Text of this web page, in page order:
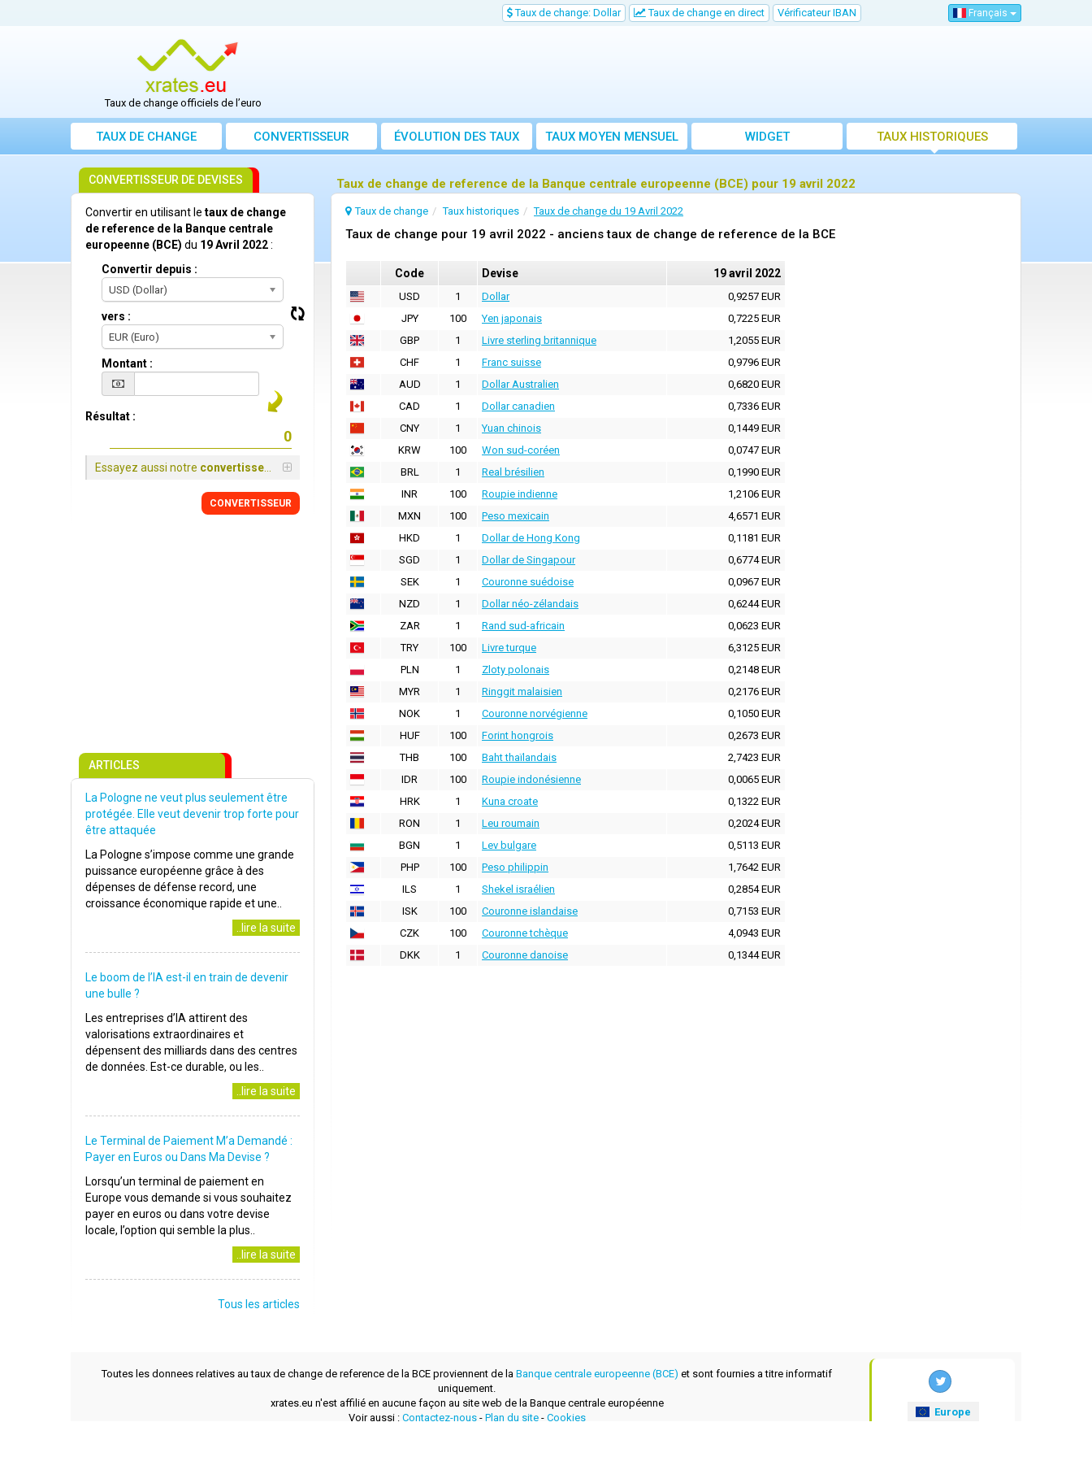
Taux de change: Dollar Taux de change en direct Vérificateur IBAN Français
Taux de change officiels de l’euro
TAUX DE CHANGE CONVERTISSEUR ÉVOLUTION DES TAUX TAUX MOYEN MENSUEL WIDGET TAUX HISTORIQUES
Taux de change de reference de la Banque centrale europeenne (BCE) pour 19 avril 2022
Taux de change Taux historiques Taux de change du 19 Avril 2022
Taux de change pour 19 avril 2022 - anciens taux de change de reference de la BCE
Code Devise 19 avril 2022
USD 1 Dollar
0,9257 EUR
JPY
100 Yen japonais
0,7225 EUR
GBP
1 Livre sterling britannique
1,2055 EUR
CHF
1 Franc suisse
0,9796 EUR
AUD
1 Dollar Australien
0,6820 EUR
CAD
1 Dollar canadien
0,7336 EUR
CNY
1 Yuan chinois
0,1449 EUR
KRW
100 Won sud-coréen
0,0747 EUR
BRL
1 Real brésilien
0,1990 EUR
INR
100 Roupie indienne
1,2106 EUR
MXN
100 Peso mexicain
4,6571 EUR
HKD
1 Dollar de Hong Kong
0,1181 EUR
SGD
1 Dollar de Singapour
0,6774 EUR
SEK
1 Couronne suédoise
0,0967 EUR
NZD
1 Dollar néo-zélandais
0,6244 EUR
ZAR
1 Rand sud-africain
0,0623 EUR
TRY
100 Livre turque
6,3125 EUR
PLN
1 Zloty polonais
0,2148 EUR
MYR
1 Ringgit malaisien
0,2176 EUR
NOK
1 Couronne norvégienne
0,1050 EUR
HUF
100 Forint hongrois
0,2673 EUR
THB
100 Baht thaïlandais
2,7423 EUR
IDR
100 Roupie indonésienne
0,0065 EUR
HRK
1 Kuna croate
0,1322 EUR
RON
1 Leu roumain
0,2024 EUR
BGN
1 Lev bulgare
0,5113 EUR
PHP
100 Peso philippin
1,7642 EUR
ILS
1 Shekel israélien
0,2854 EUR
ISK
100 Couronne islandaise
0,7153 EUR
CZK
100 Couronne tchèque
4,0943 EUR
DKK
1 Couronne danoise 0,1344 EUR
CONVERTISSEUR DE DEVISES
Convertir en utilisant le taux de change
de reference de la Banque centrale
europeenne (BCE) du 19 Avril 2022:
Convertir depuis :
USD (Dollar)
vers :
EUR (Euro)
Montant :
Résultat :
Essayez aussi notre convertisseur
CONVERTISSEUR
ARTICLES
La Pologne ne veut plus seulement être
protégée. Elle veut devenir trop forte pour
être attaquée
La Pologne s’impose comme une grande
puissance européenne grâce à des
dépenses de défense record, une
croissance économique rapide et une..
..lire la suite
Le boom de l’IA est-il en train de devenir
une bulle ?
Les entreprises d’IA attirent des
valorisations extraordinaires et
dépensent des milliards dans des centres
de données. Est-ce durable, ou les..
..lire la suite
Le Terminal de Paiement M’a Demandé :
Payer en Euros ou Dans Ma Devise ?
Lorsqu’un terminal de paiement en
Europe vous demande si vous souhaitez
payer en euros ou dans votre devise
locale, l’option qui semble la plus..
..lire la suite
Tous les articles
Toutes les donnees relatives au taux de change de reference de la BCE proviennent de la Banque centrale europeenne (BCE) et sont fournies a titre informatif
uniquement.
xrates.eu n'est affilié en aucune façon au site web de la Banque centrale européenne
Voir aussi : Contactez-nous- Plan du site- Cookies
Europe